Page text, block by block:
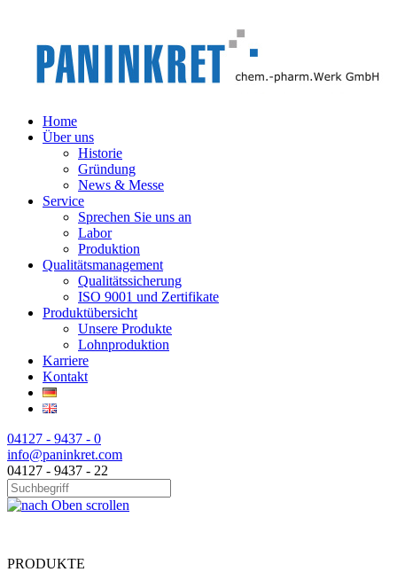
Home
Über uns
Historie
Gründung
News & Messe
Service
Sprechen Sie uns an
Labor
Produktion
Qualitätsmanagement
Qualitätssicherung
ISO 9001 und Zertifikate
Produktübersicht
Unsere Produkte
Lohnproduktion
Karriere
Kontakt
04127 - 9437 - 0
info@paninkret.com
04127 - 9437 - 22
PRODUKTE